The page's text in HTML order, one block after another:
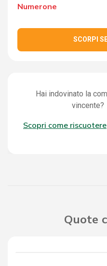
Numerone
SCORPI
Hai indovinato la
vincente?
Scopri come riscuotere
Quote